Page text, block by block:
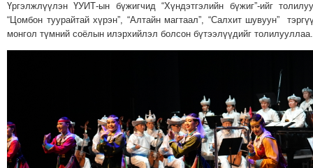
Үргэлжлүүлэн ҮУИТ-ын бүжигчид “Хүндэтгэлийн бүжиг”-ийг
“Цомбон туурайтай хүрэн”, “Алтайн магтаал”, “Салхит шувуун”
монгол түмний соёлын илэрхийлэл болсон бүтээлүүдийг толилууллаа.